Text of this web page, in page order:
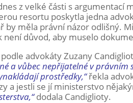
z velké části s
resortu poskytla jedna
by měla právní názor odlišný.
není důvod, aby muselo
advokáty Zuzany
a vůbec nepřijatelné v
prostředky,“řekla
a jestli se jí ministerstvo
dodala Candiglioty.